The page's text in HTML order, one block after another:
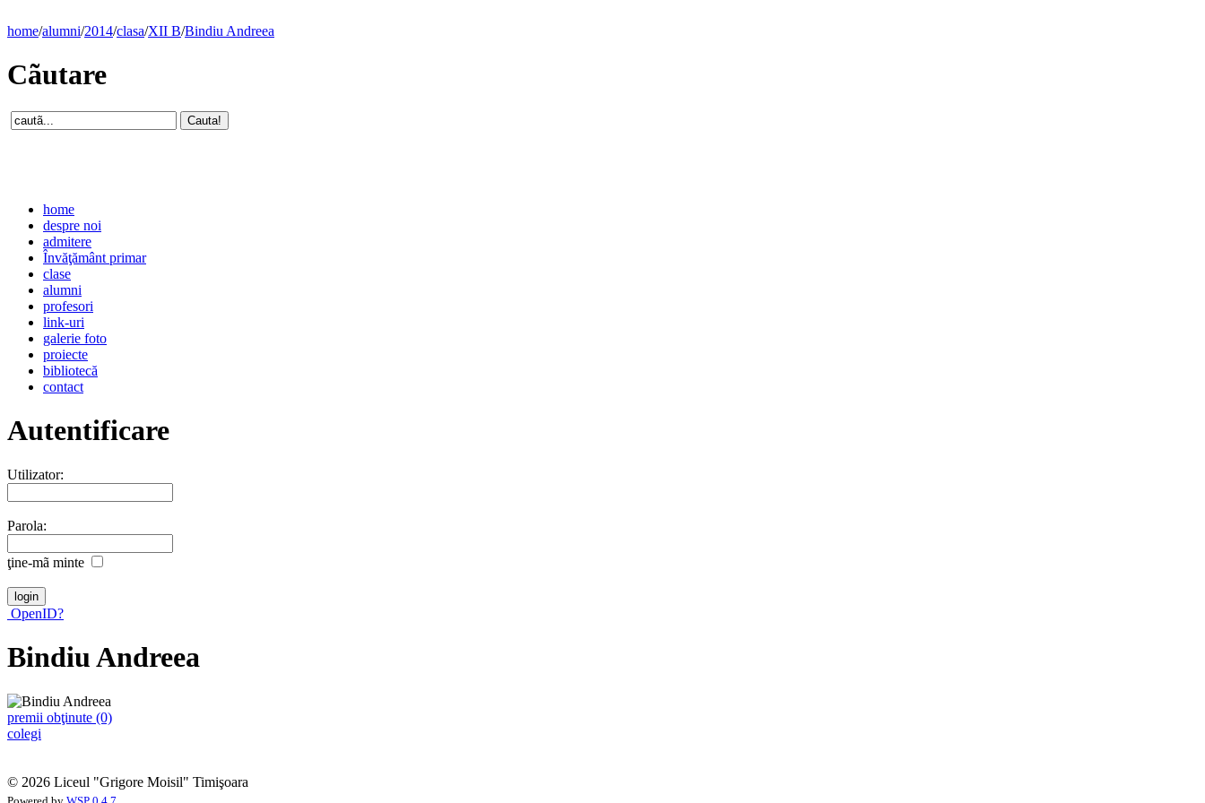
home/alumni/2014/clasa/XII B/Bindiu Andreea
Cãutare
home
despre noi
admitere
Învăţământ primar
clase
alumni
profesori
link-uri
galerie foto
proiecte
bibliotecă
contact
Autentificare
Utilizator:
Parola:
ţine-mã minte
OpenID?
Bindiu Andreea
premii obţinute (0)
colegi
© 2026 Liceul "Grigore Moisil" Timişoara